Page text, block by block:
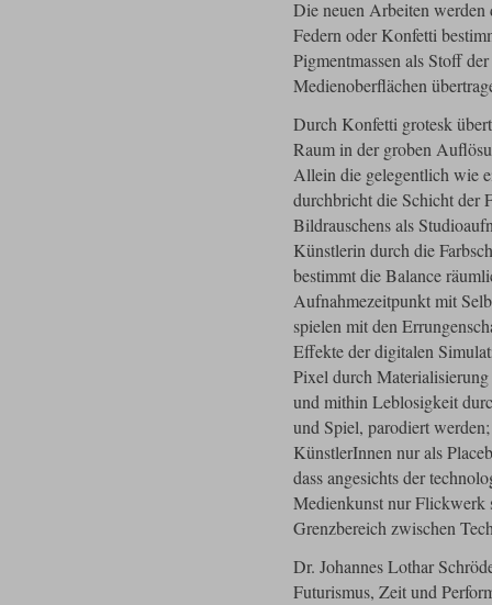
Die neuen Arbeiten werden
Federn oder Konfetti
Pigmentmassen als Stoff
Medienoberflächen
Durch Konfetti grotesk
Raum in der groben
Allein die gelegentlich wie
durchbricht die Schicht der
Bildrauschens als
Künstlerin durch die
bestimmt die Balance
Aufnahmezeitpunkt mit
spielen mit den
Effekte der digitalen
Pixel durch
und mithin Leblosigkeit
und Spiel, parodiert
KünstlerInnen nur als
dass angesichts der
Medienkunst nur Flickwerk
Grenzbereich zwischen
Dr. Johannes Lothar
Futurismus, Zeit und